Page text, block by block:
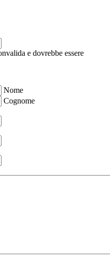
e dovrebbe essere
Nome
Cognome